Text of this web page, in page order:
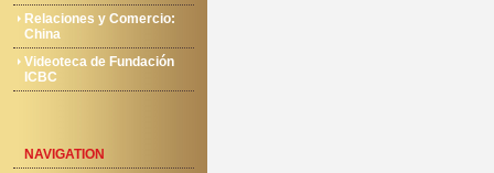
Relaciones y Comercio:
China
Videoteca de Fundación
ICBC
NAVIGATION